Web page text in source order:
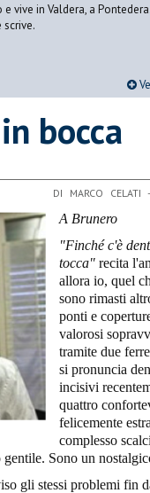
e vive in Valdera, a
bocca
DI MARCO
A Brunero
"Finché c'è
tocca" recita
allora io, quel
sono rimasti
ponti e
valorosi
tramite due
si pronuncia
incisivi
quattro
felicemente
complesso
Sono un
gli stessi problemi fin